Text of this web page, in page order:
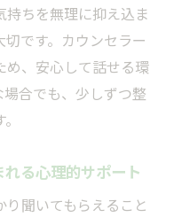
ちを無理に抑え込ま
です。カウンセラー
め、安心して話せる環
合でも、少しずつ整
る心理的サポート
聞いてもらえること